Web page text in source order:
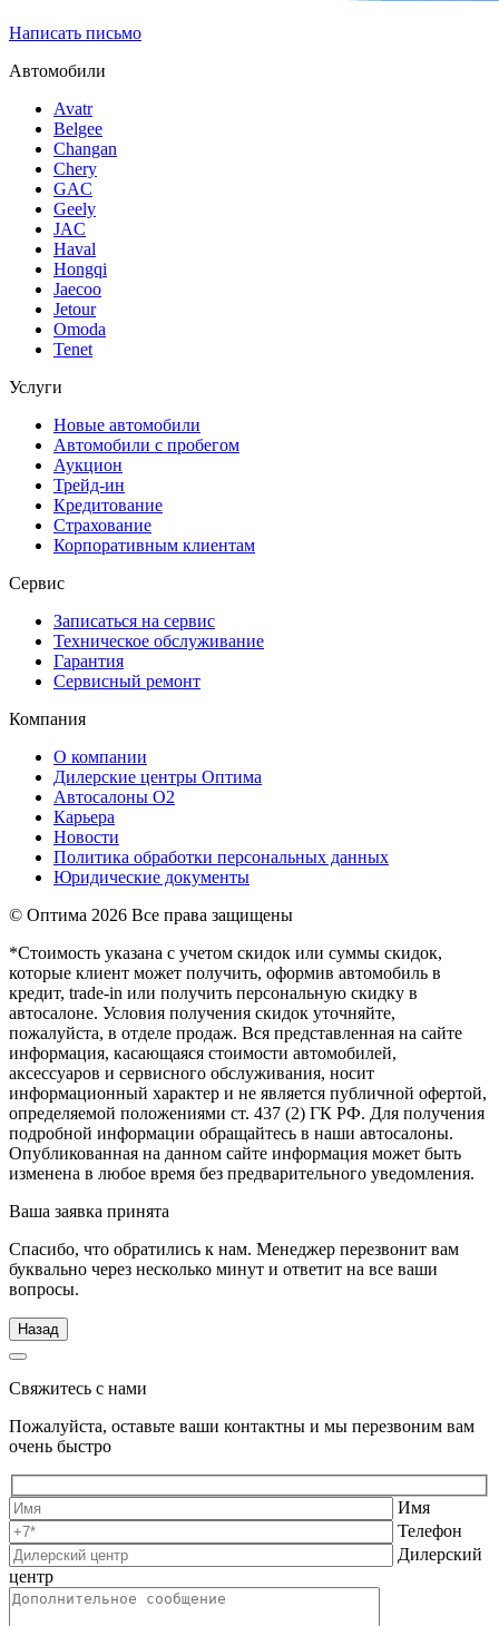
Написать письмо
Автомобили
Avatr
Belgee
Changan
Chery
GAC
Geely
JAC
Haval
Hongqi
Jaecoo
Jetour
Omoda
Tenet
Услуги
Новые автомобили
Автомобили с пробегом
Аукцион
Трейд-ин
Кредитование
Страхование
Корпоративным клиентам
Сервис
Записаться на сервис
Техническое обслуживание
Гарантия
Сервисный ремонт
Компания
О компании
Дилерские центры Оптима
Автосалоны О2
Карьера
Новости
Политика обработки персональных данных
Юридические документы
© Оптима 2026 Все права защищены
*Стоимость указана с учетом скидок или суммы скидок,
которые клиент может получить, оформив автомобиль в
кредит, trade-in или получить персональную скидку в
автосалоне. Условия получения скидок уточняйте,
пожалуйста, в отделе продаж. Вся представленная на сайте
информация, касающаяся стоимости автомобилей,
аксессуаров и сервисного обслуживания, носит
информационный характер и не является публичной офертой,
определяемой положениями ст. 437 (2) ГК РФ. Для получения
подробной информации обращайтесь в наши автосалоны.
Опубликованная на данном сайте информация может быть
изменена в любое время без предварительного уведомления.
Ваша заявка принята
Спасибо, что обратились к нам. Менеджер перезвонит вам
буквально через несколько минут и ответит на все ваши
вопросы.
Назад
Свяжитесь с нами
Пожалуйста, оставьте ваши контактны и мы перезвоним вам
очень быстро
Имя
Телефон
Дилерский
центр